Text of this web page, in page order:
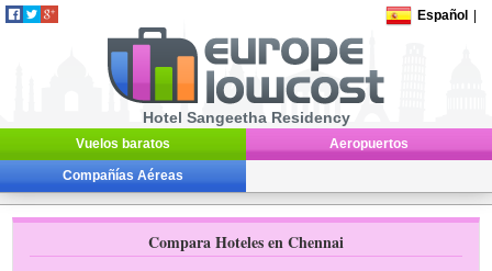
Español
Hotel Sangeetha Residency
Vuelos baratos Aeropuertos
Compañías Aéreas
Compara Hoteles en Chennai